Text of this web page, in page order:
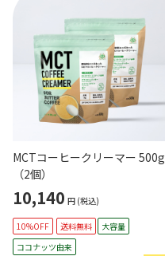
MCTコーヒークリーマー 500g
（2個）
10,140 円 (税込)
10%OFF 送料無料
大容量
ココナッツ由来